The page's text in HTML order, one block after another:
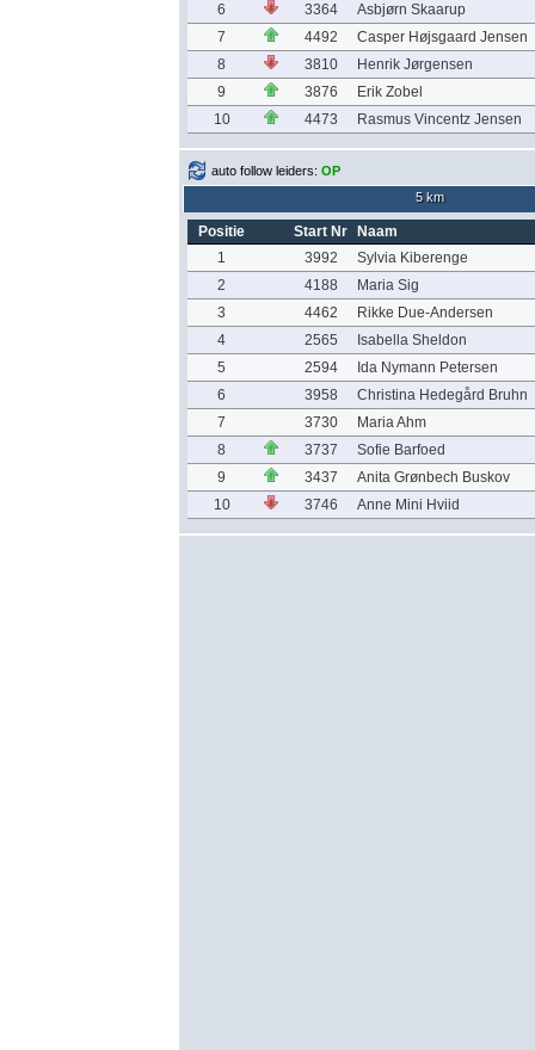
6
3364
Asbjørn Skaarup
7
4492
Casper Højsgaard Jensen
8
3810
Henrik Jørgensen
9
3876
Erik Zobel
10
4473 Rasmus Vincentz Jensen
auto follow leiders: OP
5 km
Positie Start Nr
Naam
1
3992
Sylvia Kiberenge
2
4188
Maria Sig
3
4462
Rikke Due-Andersen
4
2565
Isabella Sheldon
5
2594
Ida Nymann Petersen
6
3958
Christina Hedegård Bruhn
7
3730
Maria Ahm
8
3737
Sofie Barfoed
9
3437
Anita Grønbech Buskov
10
3746 Anne Mini Hviid